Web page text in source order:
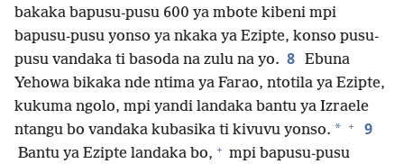
bakaka bapusu-pusu 600 ya mbote kibeni mpi
bapusu-pusu yonso ya nkaka ya Ezipte, konso pusu-
pusu vandaka ti basoda na zulu na yo. 8 Ebuna
Yehowa bikaka nde ntima ya Farao, ntotila ya Ezipte,
kukuma ngolo, mpi yandi landaka bantu ya Izraele
ntangu bo vandaka kubasika ti kivuvu yonso. * + 9
Bantu ya Ezipte landaka bo, + mpi bapusu-pusu